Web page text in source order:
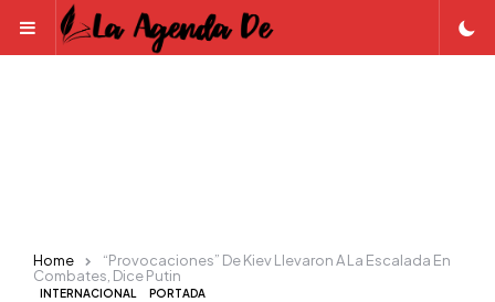
Menu
INTERNACIONAL PORTADA
Home
“Provocaciones” De Kiev Llevaron A La Escalada En
Combates, Dice Putin